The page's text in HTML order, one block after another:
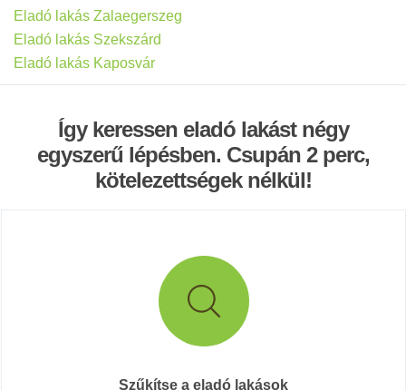
Eladó lakás Zalaegerszeg
Eladó lakás Szekszárd
Eladó lakás Kaposvár
Így keressen eladó lakást négy
egyszerű lépésben. Csupán 2 perc,
kötelezettségek nélkül!
Szűkítse a eladó lakások